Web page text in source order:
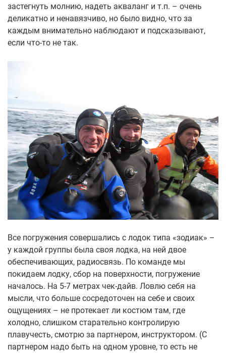
застегнуть молнию, надеть акваланг и т.п. – очень
деликатно и ненавязчиво, но было видно, что за
каждым внимательно наблюдают и подсказывают,
если что-то не так.
Все погружения совершались с лодок типа «зодиак» –
у каждой группы была своя лодка, на ней двое
обеспечивающих, радиосвязь. По команде мы
покидаем лодку, сбор на поверхности, погружение
началось. На 5-7 метрах чек-дайв. Ловлю себя на
мысли, что больше сосредоточен на себе и своих
ощущениях – не протекает ли костюм там, где
холодно, слишком старательно контролирую
плавучесть, смотрю за партнером, инструктором. (С
партнером надо быть на одном уровне, то есть не